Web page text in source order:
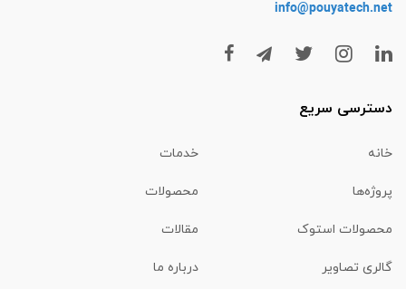
info@pouyatech.net
دسترسی سریع
خانه خدمات
پروژه‌ها محصولات
محصولات استوک مقالات
گالری تصاویر درباره ما